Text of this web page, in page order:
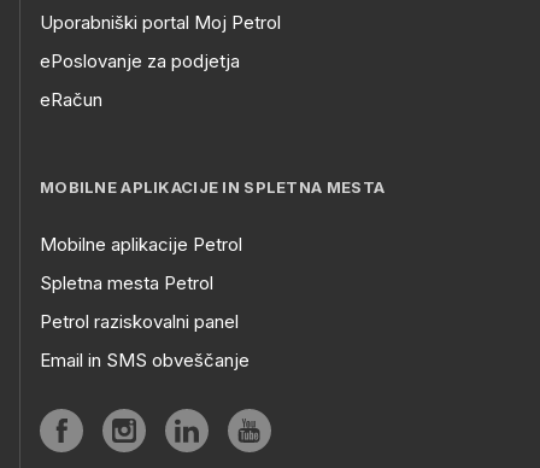
Uporabniški portal Moj Petrol
ePoslovanje za podjetja
eRačun
MOBILNE APLIKACIJE IN SPLETNA MESTA
Mobilne aplikacije Petrol
Spletna mesta Petrol
Petrol raziskovalni panel
Email in SMS obveščanje